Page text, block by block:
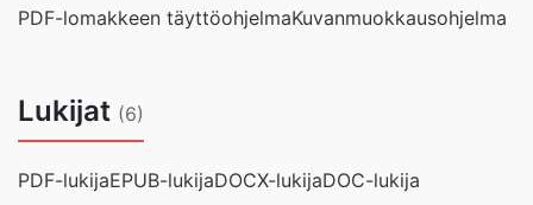
PDF-lomakkeen täyttöohjelmaKuvanmuokkausohjelma
Lukijat (6)
PDF-lukijaEPUB-lukijaDOCX-lukijaDOC-lukija